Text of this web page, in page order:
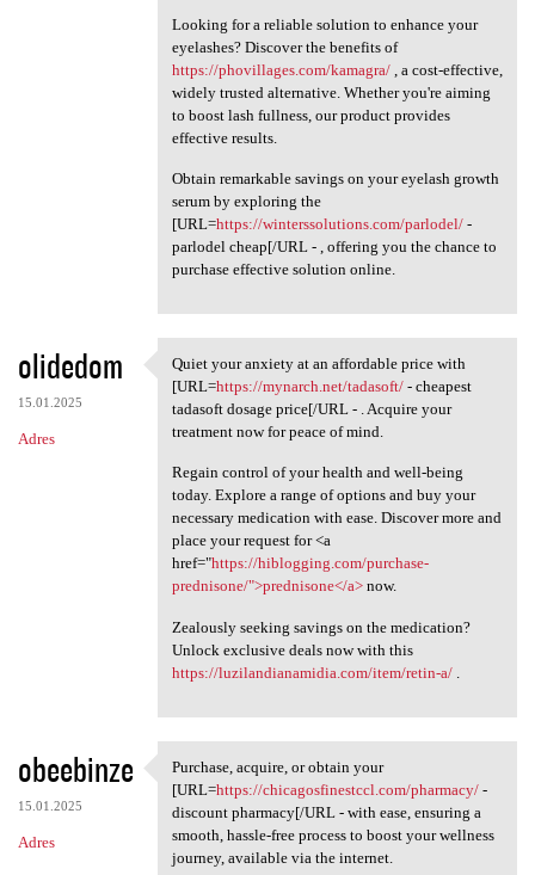
Looking for a reliable solution to enhance your
eyelashes? Discover the benefits of
https://phovillages.com/kamagra/, a cost-effective,
widely trusted alternative. Whether you're aiming
to boost lash fullness, our product provides
effective results.
Obtain remarkable savings on your eyelash growth
serum by exploring the
[URL=https://winterssolutions.com/parlodel/-
parlodel cheap[/URL - , offering you the chance to
purchase effective solution online.
olidedom
15.01.2025
Adres
Quiet your anxiety at an
Quiet your anxiety at an affordable price with
[URL=https://mynarch.net/tadasoft/- cheapest
tadasoft dosage price[/URL - . Acquire your
treatment now for peace of mind.
Regain control of your health and well-being
today. Explore a range of options and buy your
necessary medication with ease. Discover more and
place your request for <a
href="https://hiblogging.com/purchase-
prednisone/">prednisone</a>now.
Zealously seeking savings on the medication?
Unlock exclusive deals now with this
https://luzilandianamidia.com/item/retin-a/.
obeebinze
15.01.2025
Adres
Purchase, acquire, or obtain
Purchase, acquire, or obtain your
[URL=https://chicagosfinestccl.com/pharmacy/-
discount pharmacy[/URL - with ease, ensuring a
smooth, hassle-free process to boost your wellness
journey, available via the internet.